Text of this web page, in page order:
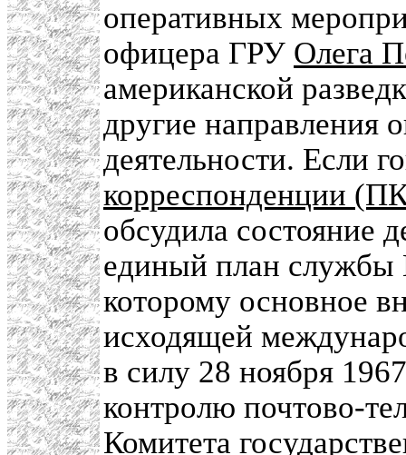
оперативных
офицера ГРУ Олега
американской
другие направления
деятельности. Если
корреспонденции
обсудила состояние
единый план службы
которому основное
исходящей
в силу 28 ноября
контролю почтово-
Комитета